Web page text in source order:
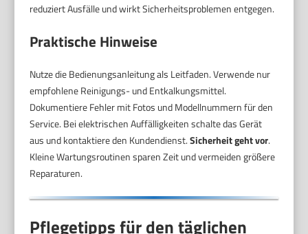
reduziert Ausfälle und wirkt Sicherheitsproblemen entgegen.
Praktische Hinweise
Nutze die Bedienungsanleitung als Leitfaden. Verwende nur
empfohlene Reinigungs- und Entkalkungsmittel.
Dokumentiere Fehler mit Fotos und Modellnummern für den
Service. Bei elektrischen Auffälligkeiten schalte das Gerät
aus und kontaktiere den Kundendienst.Sicherheit geht vor.
Kleine Wartungsroutinen sparen Zeit und vermeiden größere
Reparaturen.
Pflegetipps für den täglichen